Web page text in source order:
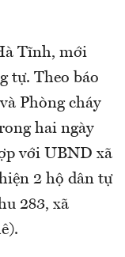
Tĩnh, mới
tự. Theo báo
Phòng cháy
hai ngày
với UBND xã
2 hộ dân tự
283, xã